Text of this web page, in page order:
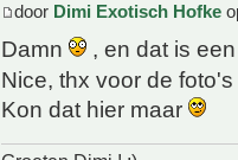
door Dimi Exotisch Hofke
Damn
, en dat is
Nice, thx voor de foto's
Kon dat hier maar